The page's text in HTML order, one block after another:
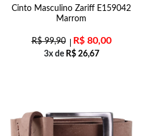
Cinto Masculino Zariff E159042
Marrom
R$99,90 R$80,00
3x de R$26,67